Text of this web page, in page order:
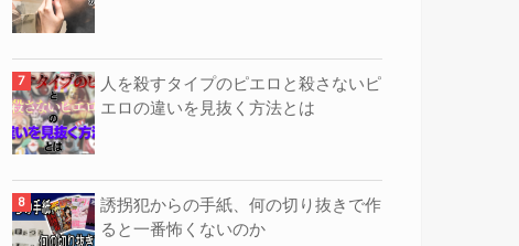
人を殺すタイプのピエロと殺さないピ
エロの違いを見抜く方法とは
誘拐犯からの手紙、何の切り抜きで作
ると一番怖くないのか